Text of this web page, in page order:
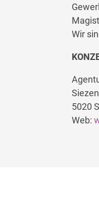
Wir
5020
Web: